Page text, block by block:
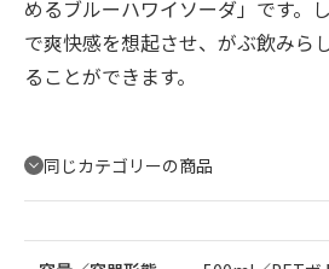
めるブルーハワイソーダ」です。
で爽快感を想起させ、がぶ飲みら
ることができます。
同じカテゴリーの商品